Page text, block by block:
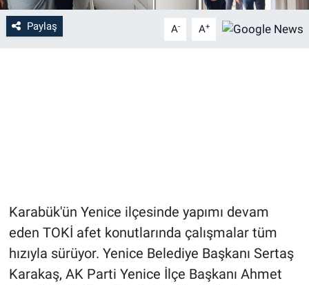
Paylaş A- A+
Karabük'ün Yenice ilçesinde yapımı devam
eden TOKİ afet konutlarında çalışmalar tüm
hızıyla sürüyor. Yenice Belediye Başkanı Sertaş
Karakaş, AK Parti Yenice İlçe Başkanı Ahmet